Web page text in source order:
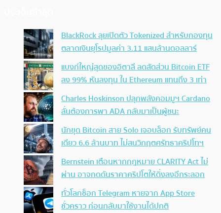
BlackRock ลุยเปิดตัว Tokenized สำหรับกองทุน
ตลาดเงินยุโรปมูลค่า 3.11 แสนล้านดอลลาร์
แบงก์ใหญ่สุดของอิตาลี ลดสัดส่วน Bitcoin ETF
ลง 99% หันลงทุน ใน Ethereum แทนถึง 3 เท่า
Charles Hoskinson ปลุกพลังคอมมูฯ Cardano
ลั่นต้องการพา ADA กลับมาเป็นผู้ชนะ
นักขุด Bitcoin สาย Solo เจอบล็อก รับทรัพย์คน
เดียว 6.6 ล้านบาท ไม่สนวิกฤตศรัทธาคริปโทฯ
Bernstein เตือนหากกฎหมาย CLARITY Act ไม่
ผ่าน อาจกดดันราคาคริปโตให้ดิ่งลงอีกระลอก
ทั่วโลกช็อก Telegram หายจาก App Store
ชั่วคราว ก่อนกลับมาใช้งานได้ปกติ